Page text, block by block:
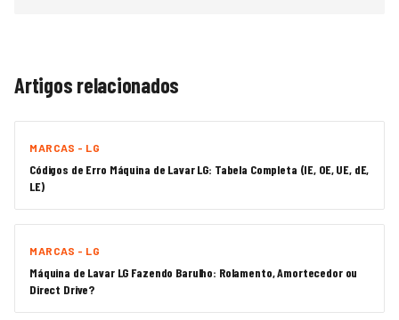
Artigos relacionados
MARCAS - LG
Códigos de Erro Máquina de Lavar LG: Tabela Completa (IE, OE, UE, dE,
LE)
MARCAS - LG
Máquina de Lavar LG Fazendo Barulho: Rolamento, Amortecedor ou
Direct Drive?